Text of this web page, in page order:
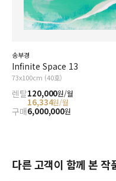
송부경
Infinite Space 13
73x100cm (40호)
렌탈120,000원/월
16,334원/월
구매6,000,000원
다른 고객이 함께 본 작